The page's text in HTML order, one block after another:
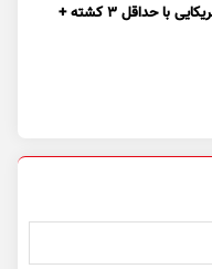
تیراندازی در رستوران آمریکایی با حداقل ۳ کشته +